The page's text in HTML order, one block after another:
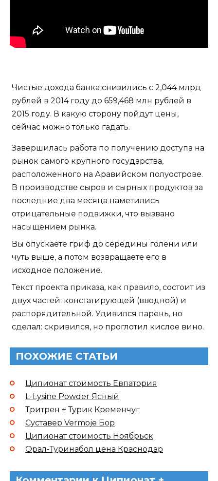
Чистые дохода банка снизились с 2,044 млрд
рублей в 2014 году до 659,468 млн рублей в
2015 году. В какую сторону пойдут цены,
сейчас можно только гадать.
Завершилась работа по получению доступа на
рынок самого крупного государства,
расположенного на Аравийском полуострове.
В производстве сыров и сырных продуктов за
последние два месяца наметились
отрицательные подвижки, что вызвано
насыщением рынка.
Вы опускаете гриф до середины голени или
чуть выше, а потом возвращаете его в
исходное положение.
Текст проекта приказа, как правило, состоит из
двух частей: констатирующей (вводной) и
распорядительной. Удивился парень, но
сделал: скривился, но проглотил кислое вино.
ПОХОЖИЕ СТАТЬИ
Ципионат стоимость Евпатория
L-Lysine Powder Ясный
Тритрен + Турик Кременчуг
Суставер Vermoje Бор
Ципионат стоимость Ноябрьск
Орал-Туринабол цена Краснодар